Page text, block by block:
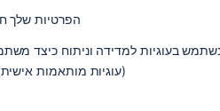
הפרטיות שלך
בעוגיות למדידה וניתוח כיצד
(עוגיות מותאמות